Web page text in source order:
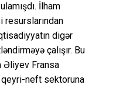
İlham
resurslarından
digər
çalışır. Bu
Əliyev Fransa
qeyri-neft sektoruna